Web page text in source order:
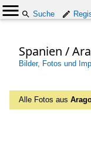
Suche
Spanien /
Bilder, Fotos und
Alle Fotos aus